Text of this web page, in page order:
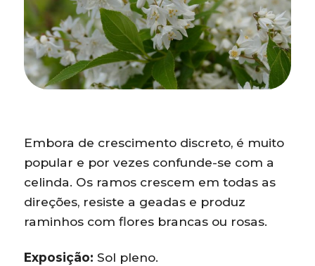
Embora de crescimento discreto, é muito
popular e por vezes confunde-se com a
celinda. Os ramos crescem em todas as
direções, resiste a geadas e produz
raminhos com flores brancas ou rosas.
Exposição: Sol pleno.